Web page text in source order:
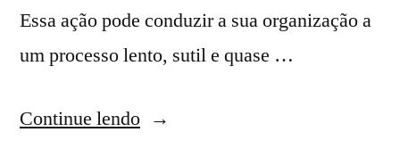
Essa ação pode conduzir a sua organização a
um processo lento, sutil e quase …
Continue lendo